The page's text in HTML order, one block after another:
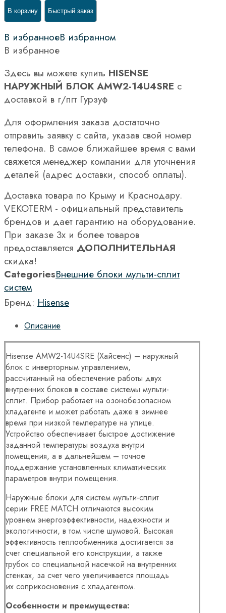
В корзину Быстрый заказ
В избранноеВ избранном
В избранное
Здесь вы можете купить HISENSE
НАРУЖНЫЙ БЛОК AMW2-14U4SRE с
доставкой в г/пгт Гурзуф
Для оформления заказа достаточно
отправить заявку с сайта, указав свой номер
телефона. В самое ближайшее время с вами
свяжется менеджер компании для уточнения
деталей (адрес доставки, способ оплаты).
Доставка товара по Крыму и Краснодару.
VEKOTERM - официальный представитель
брендов и дает гарантию на оборудование.
При заказе 3х и более товаров
предоставляется ДОПОЛНИТЕЛЬНАЯ
скидка!
CategoriesВнешние блоки мульти-сплит
систем
Бренд: Hisense
Описание
Hisense AMW2-14U4SRE (Хайсенс) – наружный
блок с инверторным управлением,
рассчитанный на обеспечение работы двух
внутренних блоков в составе системы мульти-
сплит. Прибор работает на озонобезопасном
хладагенте и может работать даже в зимнее
время при низкой температуре на улице.
Устройство обеспечивает быстрое достижение
заданной температуры воздуха внутри
помещения, а в дальнейшем – точное
поддержание установленных климатических
параметров внутри помещения.
Наружные блоки для систем мульти-сплит
серии FREE MATCH отличаются высоким
уровнем энергоэффективности, надежности и
экологичности, в том числе шумовой. Высокая
эффективность теплообменника достигается за
счет специальной его конструкции, а также
трубок со специальной насечкой на внутренних
стенках, за счет чего увеличивается площадь
их соприкосновения с хладагентом.
Особенности и преимущества: